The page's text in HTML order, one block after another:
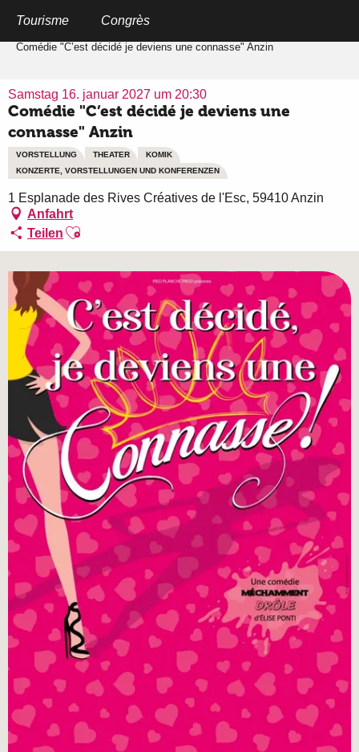
principal
Tourisme Congrès
Comédie "C’est décidé je deviens une connasse" Anzin
Samstag 16. januar 2027 um 20:30
Comédie "C’est décidé je deviens une
connasse" Anzin
VORSTELLUNG THEATER
KOMIK
KONZERTE, VORSTELLUNGEN UND KONFERENZEN
1 Esplanade des Rives Créatives de l'Esc, 59410 Anzin
Anfahrt
Teilen Ajouter aux favoris